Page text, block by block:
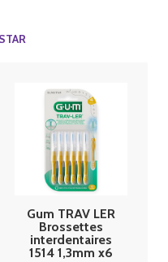
Gum TRAV LER
Brossettes
interdentaires
1514 1,3mm x6